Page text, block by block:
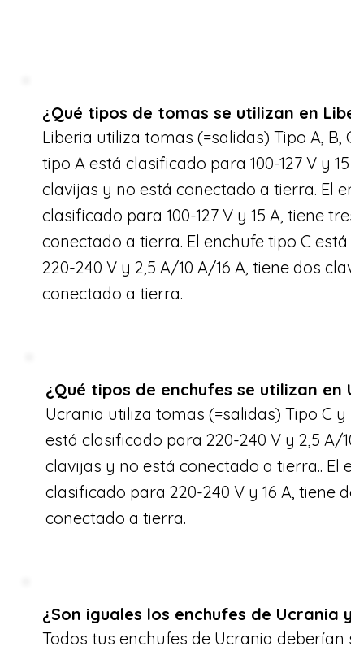
¿Qué tipos de tomas se utilizan en
Liberia utiliza tomas (=salidas) Tipo A, B,
tipo A está clasificado para 100-127 V y
clavijas y no está conectado a tierra. El
clasificado para 100-127 V y 15 A, tiene
conectado a tierra. El enchufe tipo C
220-240 V y 2,5 A/10 A/16 A, tiene dos
conectado a tierra.
¿Qué tipos de enchufes se utilizan en
Ucrania utiliza tomas (=salidas) Tipo C y
está clasificado para 220-240 V y 2,5 A/
clavijas y no está conectado a tierra.. El
clasificado para 220-240 V y 16 A, tiene
conectado a tierra.
¿Son iguales los enchufes de Ucrania
Todos tus enchufes de Ucrania